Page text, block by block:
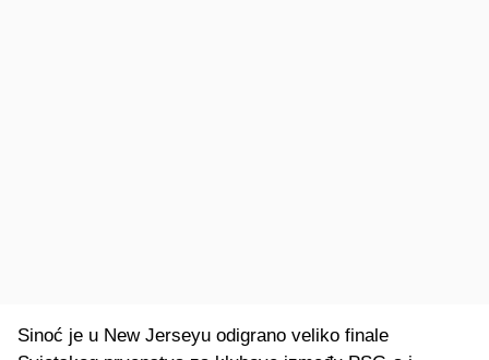
Sinoć je u New Jerseyu odigrano veliko finale